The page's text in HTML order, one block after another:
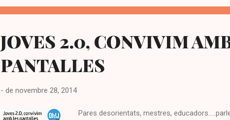
entitats de nivell estatal, com Creu Roja
al...
JOVES 2.0, CONVIVIM
PANTALLES
- de novembre 28, 2014
Pares desorientats, mestres,